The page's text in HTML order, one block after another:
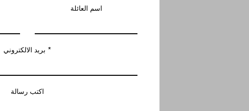
اسم العائلة
بريد الالكتروني
اكتب رسالة